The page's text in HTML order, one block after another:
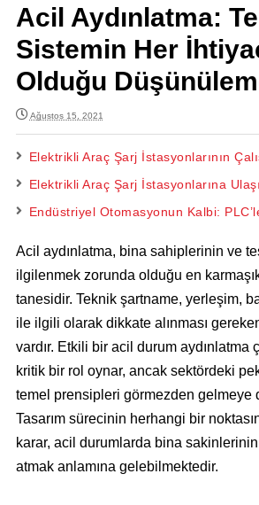
Acil Aydınlatma:
Sistemin Her
Olduğu
Ağustos 15, 2021
Elektrikli Araç Şarj İstasyonlarının
Elektrikli Araç Şarj İstasyonlarına
Endüstriyel Otomasyonun Kalbi:
Acil aydınlatma, bina sahiplerinin ve
ilgilenmek zorunda olduğu en
tanesidir. Teknik şartname, yerleşim,
ile ilgili olarak dikkate alınması
vardır. Etkili bir acil durum aydınlatma
kritik bir rol oynar, ancak sektördeki
temel prensipleri görmezden gelmeye
Tasarım sürecinin herhangi bir
karar, acil durumlarda bina sakinlerinin
atmak anlamına gelebilmektedir.